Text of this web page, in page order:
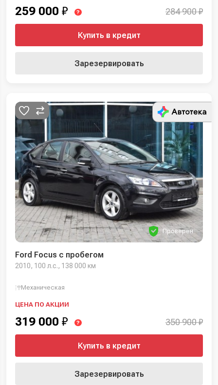
259 000 ₽ ? 284 900 ₽
Купить в кредит
Зарезервировать
Проверен
Ford Focus с пробегом
2010, 100 л.с., 138 000 км
Механическая
ЦЕНА ПО АКЦИИ
319 000 ₽ ? 350 900 ₽
Купить в кредит
Зарезервировать